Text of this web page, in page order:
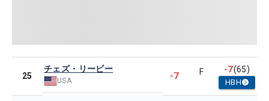
25
チェズ・リービー
USA -7 F -7(65)
HBH